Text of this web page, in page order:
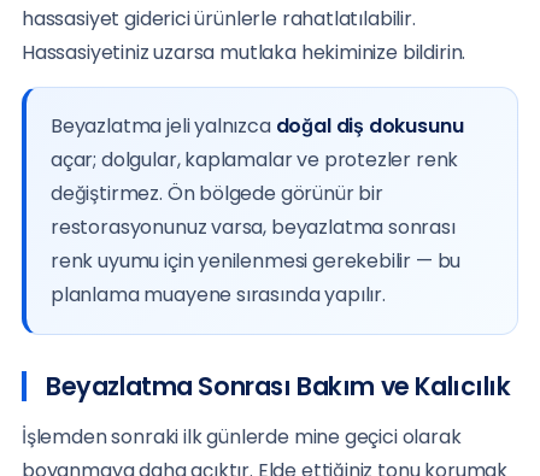
hassasiyet giderici ürünlerle rahatlatılabilir.
Hassasiyetiniz uzarsa mutlaka hekiminize bildirin.
Beyazlatma jeli yalnızca doğal diş dokusunu
açar; dolgular, kaplamalar ve protezler renk
değiştirmez. Ön bölgede görünür bir
restorasyonunuz varsa, beyazlatma sonrası
renk uyumu için yenilenmesi gerekebilir — bu
planlama muayene sırasında yapılır.
Beyazlatma Sonrası Bakım ve Kalıcılık
İşlemden sonraki ilk günlerde mine geçici olarak
boyanmaya daha açıktır. Elde ettiğiniz tonu korumak